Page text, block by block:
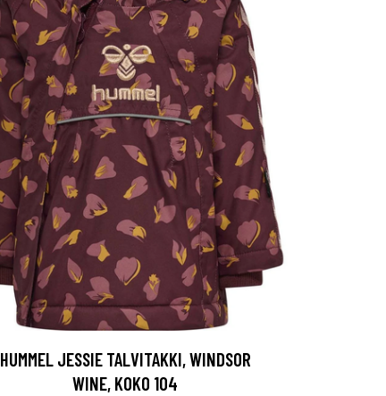
HUMMEL JESSIE TALVITAKKI, WINDSOR
WINE, KOKO 104